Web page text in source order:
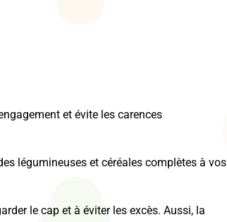
et évite les carences
légumineuses et céréales complètes à vos
le cap et à éviter les excès. Aussi, la